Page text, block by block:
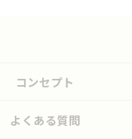
コンセプト
よくある質問